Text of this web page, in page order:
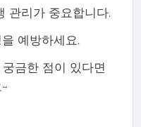
관리가 중요합니다.
예방하세요.
금한 점이 있다면